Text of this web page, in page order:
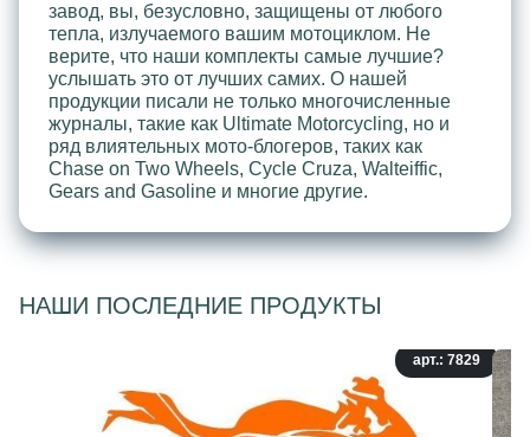
завод, вы, безусловно, защищены от любого
тепла, излучаемого вашим мотоциклом. Не
верите, что наши комплекты самые лучшие?
услышать это от лучших самих. О нашей
продукции писали не только многочисленные
журналы, такие как Ultimate Motorcycling, но и
ряд влиятельных мото-блогеров, таких как
Chase on Two Wheels, Cycle Cruza, Walteiffic,
Gears and Gasoline и многие другие.
НАШИ ПОСЛЕДНИЕ ПРОДУКТЫ
арт.: 7829